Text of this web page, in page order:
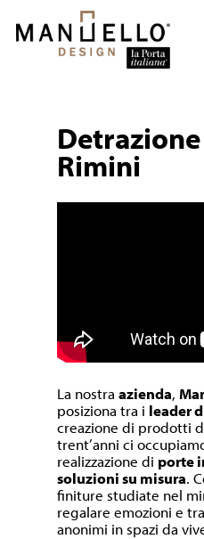
main
Rimini
La nostraazienda,
posiziona tra i leader
creazione di prodotti
trent’anni ci
realizzazione di porte
soluzioni su misura.
finiture studiate nel
regalare emozioni e
anonimi in spazi da